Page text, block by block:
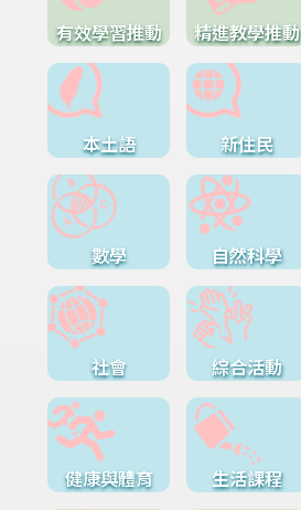
有效學習推動 精進教學推動
本土語 新住民
數學 自然科學
社會 綜合活動
健康與體育 生活課程